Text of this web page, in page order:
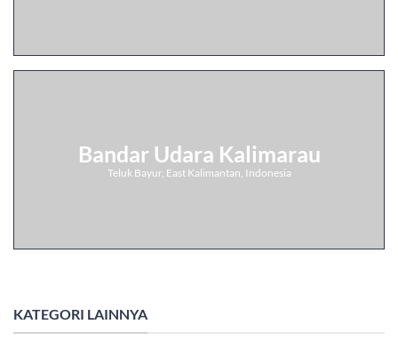
Bandar Udara Kalimarau
Teluk Bayur, East Kalimantan, Indonesia
KATEGORI LAINNYA